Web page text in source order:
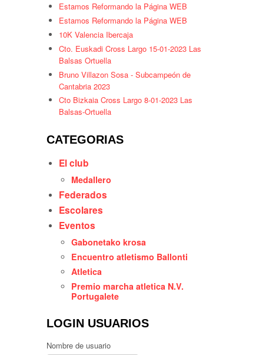
Estamos Reformando la Página WEB
Estamos Reformando la Página WEB
10K Valencia Ibercaja
Cto. Euskadi Cross Largo 15-01-2023 Las
Balsas Ortuella
Bruno Villazon Sosa - Subcampeón de
Cantabria 2023
Cto Bizkaia Cross Largo 8-01-2023 Las
Balsas-Ortuella
CATEGORIAS
El club
Medallero
Federados
Escolares
Eventos
Gabonetako krosa
Encuentro atletismo Ballonti
Atletica
Premio marcha atletica N.V.
Portugalete
LOGIN USUARIOS
Nombre de usuario